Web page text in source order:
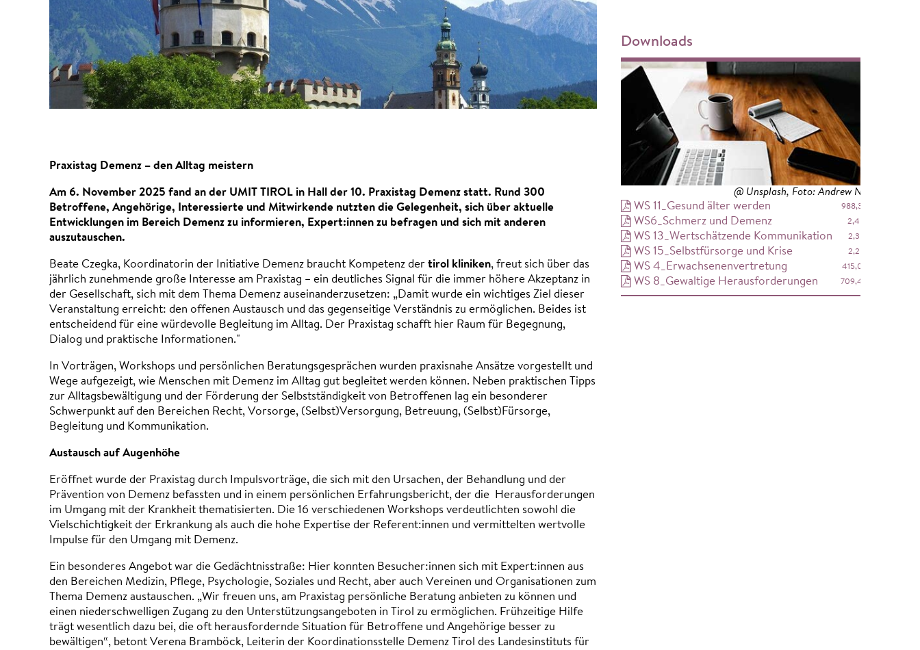
Praxistag Demenz – den Alltag meistern
Am 6. November 2025 fand an der UMIT TIROL in Hall der 10. Praxistag Demenz statt. Rund 300
Betroffene, Angehörige, Interessierte und Mitwirkende nutzten die Gelegenheit, sich über aktuelle
Entwicklungen im Bereich Demenz zu informieren, Expert:innen zu befragen und sich mit anderen
auszutauschen.
Beate Czegka, Koordinatorin der Initiative Demenz braucht Kompetenz der tirol kliniken, freut sich über das
jährlich zunehmende große Interesse am Praxistag – ein deutliches Signal für die immer höhere Akzeptanz in
der Gesellschaft, sich mit dem Thema Demenz auseinanderzusetzen: „Damit wurde ein wichtiges Ziel dieser
Veranstaltung erreicht: den offenen Austausch und das gegenseitige Verständnis zu ermöglichen. Beides ist
entscheidend für eine würdevolle Begleitung im Alltag. Der Praxistag schafft hier Raum für Begegnung,
Dialog und praktische Informationen."
In Vorträgen, Workshops und persönlichen Beratungsgesprächen wurden praxisnahe Ansätze vorgestellt und
Wege aufgezeigt, wie Menschen mit Demenz im Alltag gut begleitet werden können. Neben praktischen Tipps
zur Alltagsbewältigung und der Förderung der Selbstständigkeit von Betroffenen lag ein besonderer
Schwerpunkt auf den Bereichen Recht, Vorsorge, (Selbst)Versorgung, Betreuung, (Selbst)Fürsorge,
Begleitung und Kommunikation.
Austausch auf Augenhöhe
Eröffnet wurde der Praxistag durch Impulsvorträge, die sich mit den Ursachen, der Behandlung und der
Prävention von Demenz befassten und in einem persönlichen Erfahrungsbericht, der die Herausforderungen
im Umgang mit der Krankheit thematisierten. Die 16 verschiedenen Workshops verdeutlichten sowohl die
Vielschichtigkeit der Erkrankung als auch die hohe Expertise der Referent:innen und vermittelten wertvolle
Impulse für den Umgang mit Demenz.
Ein besonderes Angebot war die Gedächtnisstraße: Hier konnten Besucher:innen sich mit Expert:innen aus
den Bereichen Medizin, Pflege, Psychologie, Soziales und Recht, aber auch Vereinen und Organisationen zum
Thema Demenz austauschen. „Wir freuen uns, am Praxistag persönliche Beratung anbieten zu können und
einen niederschwelligen Zugang zu den Unterstützungsangeboten in Tirol zu ermöglichen. Frühzeitige Hilfe
trägt wesentlich dazu bei, die oft herausfordernde Situation für Betroffene und Angehörige besser zu
bewältigen“, betont Verena Bramböck, Leiterin der Koordinationsstelle Demenz Tirol des Landesinstituts für
Downloads
@ Unsplash, Foto: Andrew Neel
WS 11_Gesund älter werden 988,3 kB
WS6_Schmerz und Demenz 2,4 MB
WS 13_Wertschätzende Kommunikation 2,3 MB
WS 15_Selbstfürsorge und Krise 2,2 MB
WS 4_Erwachsenenvertretung 415,0 kB
WS 8_Gewaltige Herausforderungen 709,4 kB